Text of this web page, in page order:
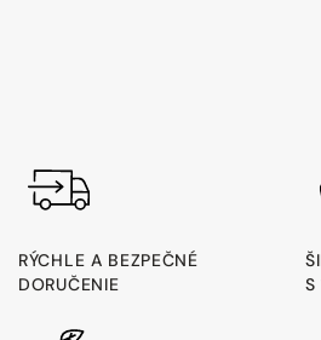
RÝCHLE A BEZPEČNÉ
DORUČENIE
S